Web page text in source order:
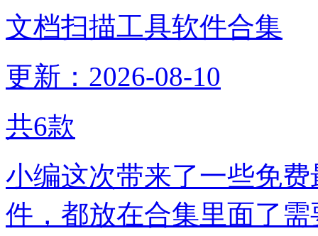
文档扫描工具软件合集
更新：2026-08-10
共6款
小编这次带来了一些免
件，都放在合集里面了